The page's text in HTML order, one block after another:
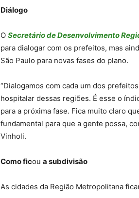
Diálogo
O Secretário de Desenvolvimento
para dialogar com os prefeitos, mas
São Paulo para novas fases do plano.
“Dialogamos com cada um dos
hospitalar dessas regiões. É esse o
para a próxima fase. Fica muito claro
fundamental para que a gente possa,
Vinholi.
Como ficou a subdivisão
As cidades da Região Metropolitana